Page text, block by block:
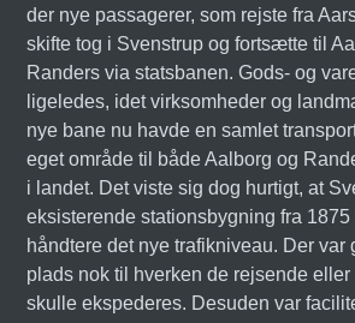
der nye passagerer, som rejste fra
skifte tog i Svenstrup og fortsætte til
Randers via statsbanen. Gods- og
ligeledes, idet virksomheder og
nye bane nu havde en samlet
eget område til både Aalborg og
i landet. Det viste sig dog hurtigt, at
eksisterende stationsbygning fra
håndtere det nye trafikniveau. Der var
plads nok til hverken de rejsende eller
skulle ekspederes. Desuden var